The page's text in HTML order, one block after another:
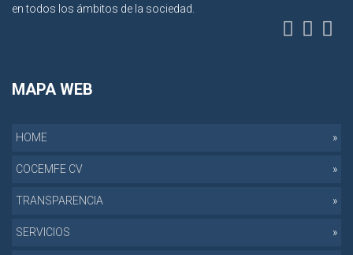
en todos los ámbitos de la sociedad.
MAPA WEB
HOME
COCEMFE CV
TRANSPARENCIA
SERVICIOS